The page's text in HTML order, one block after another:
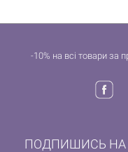
-10% на всі товари за
ПОДПИШИСЬ НА